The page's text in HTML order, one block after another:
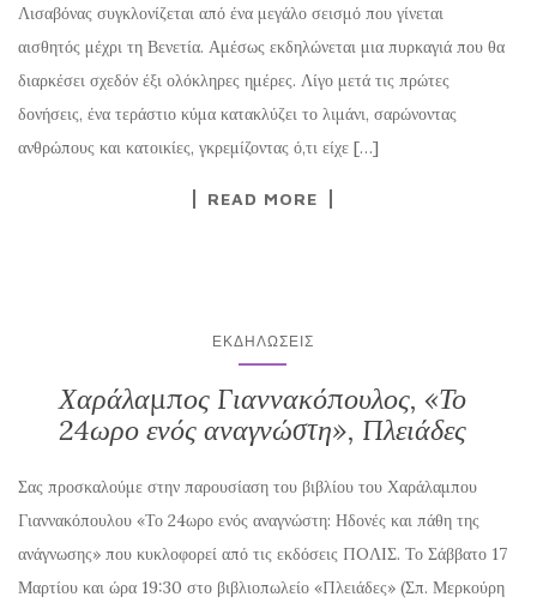
Λισαβόνας συγκλονίζεται από ένα μεγάλο σεισμό που γίνεται
αισθητός μέχρι τη Βενετία. Αμέσως εκδηλώνεται μια πυρκαγιά που θα
διαρκέσει σχεδόν έξι ολόκληρες ημέρες. Λίγο μετά τις πρώτες
δονήσεις, ένα τεράστιο κύμα κατακλύζει το λιμάνι, σαρώνοντας
ανθρώπους και κατοικίες, γκρεμίζοντας ό,τι είχε […]
READ MORE
ΕΚΔΗΛΏΣΕΙΣ
Χαράλαμπος Γιαννακόπουλος, «Το
24ωρο ενός αναγνώστη», Πλειάδες
Σας προσκαλούμε στην παρουσίαση του βιβλίου του Χαράλαμπου
Γιαννακόπουλου «Το 24ωρο ενός αναγνώστη: Ηδονές και πάθη της
ανάγνωσης» που κυκλοφορεί από τις εκδόσεις ΠOΛΙΣ. Το Σάββατο 17
Μαρτίου και ώρα 19:30 στο βιβλιοπωλείο «Πλειάδες» (Σπ. Μερκούρη